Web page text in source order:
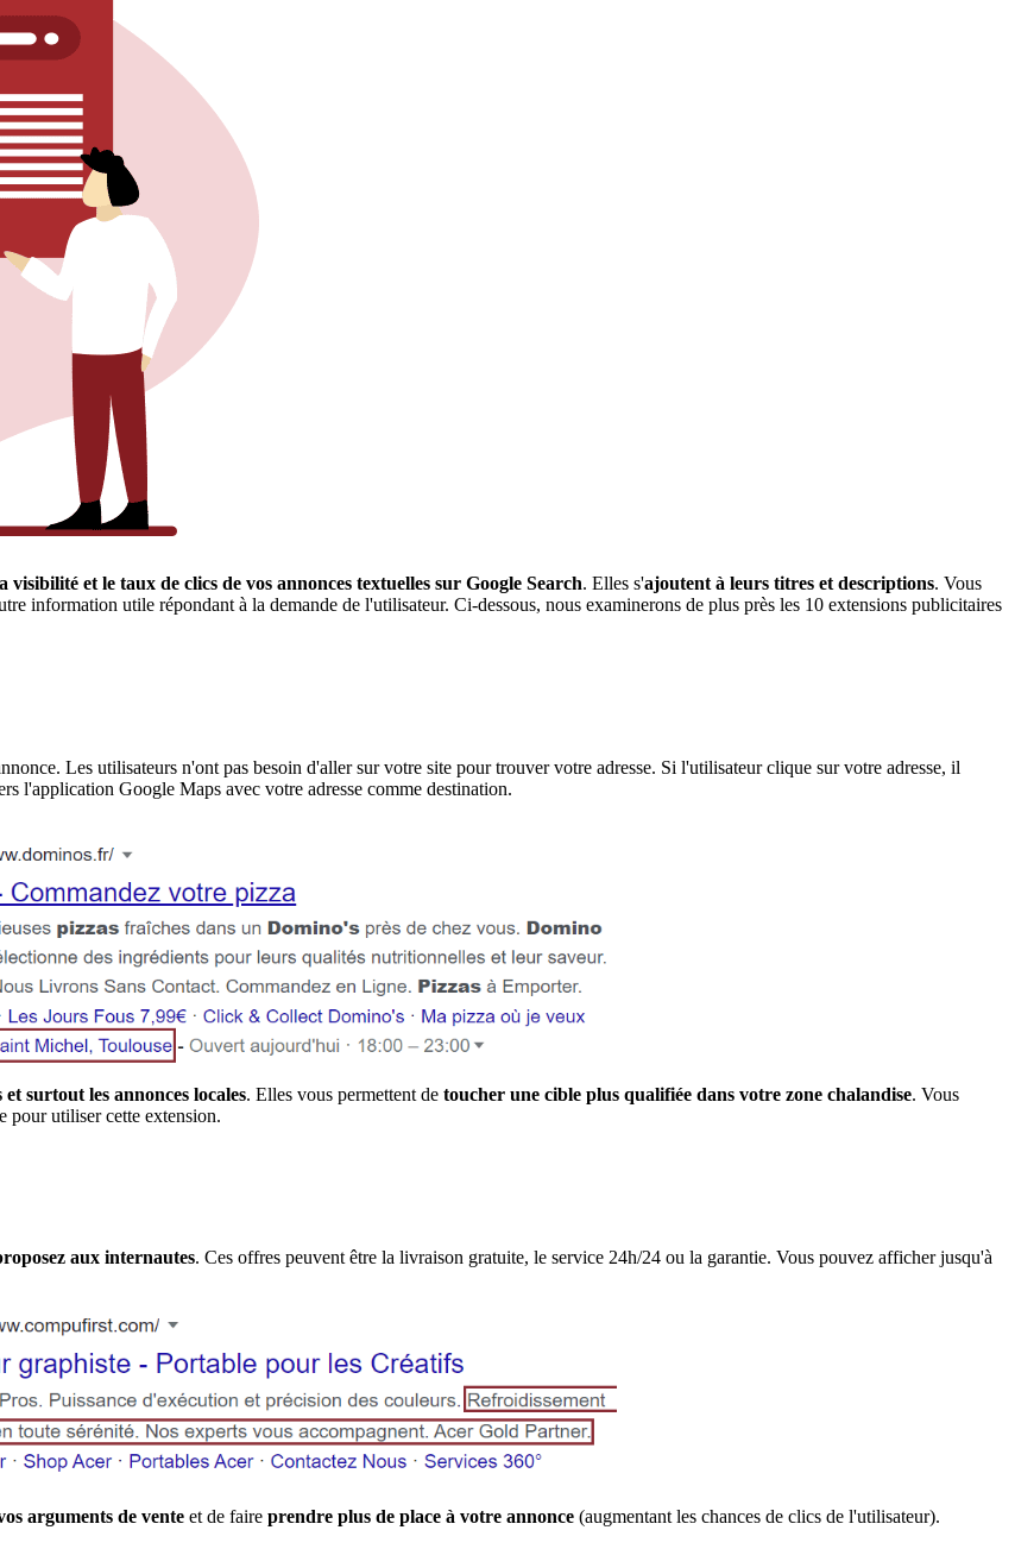
visibilité et le taux de clics de vos annonces textuelles sur Google Search. Elles s'ajoutent à leurs titres et descriptions. Vous
information utile répondant à la demande de l'utilisateur. Ci-dessous, nous examinerons de plus près les 10 extensions publicitaires
Les utilisateurs n'ont pas besoin d'aller sur votre site pour trouver votre adresse. Si l'utilisateur clique sur votre adresse, il
l'application Google Maps avec votre adresse comme destination.
surtout les annonces locales. Elles vous permettent de toucher une cible plus qualifiée dans votre zone chalandise. Vous
pour utiliser cette extension.
aux internautes. Ces offres peuvent être la livraison gratuite, le service 24h/24 ou la garantie. Vous pouvez afficher jusqu'à
arguments de vente et de faire prendre plus de place à votre annonce (augmentant les chances de clics de l'utilisateur).